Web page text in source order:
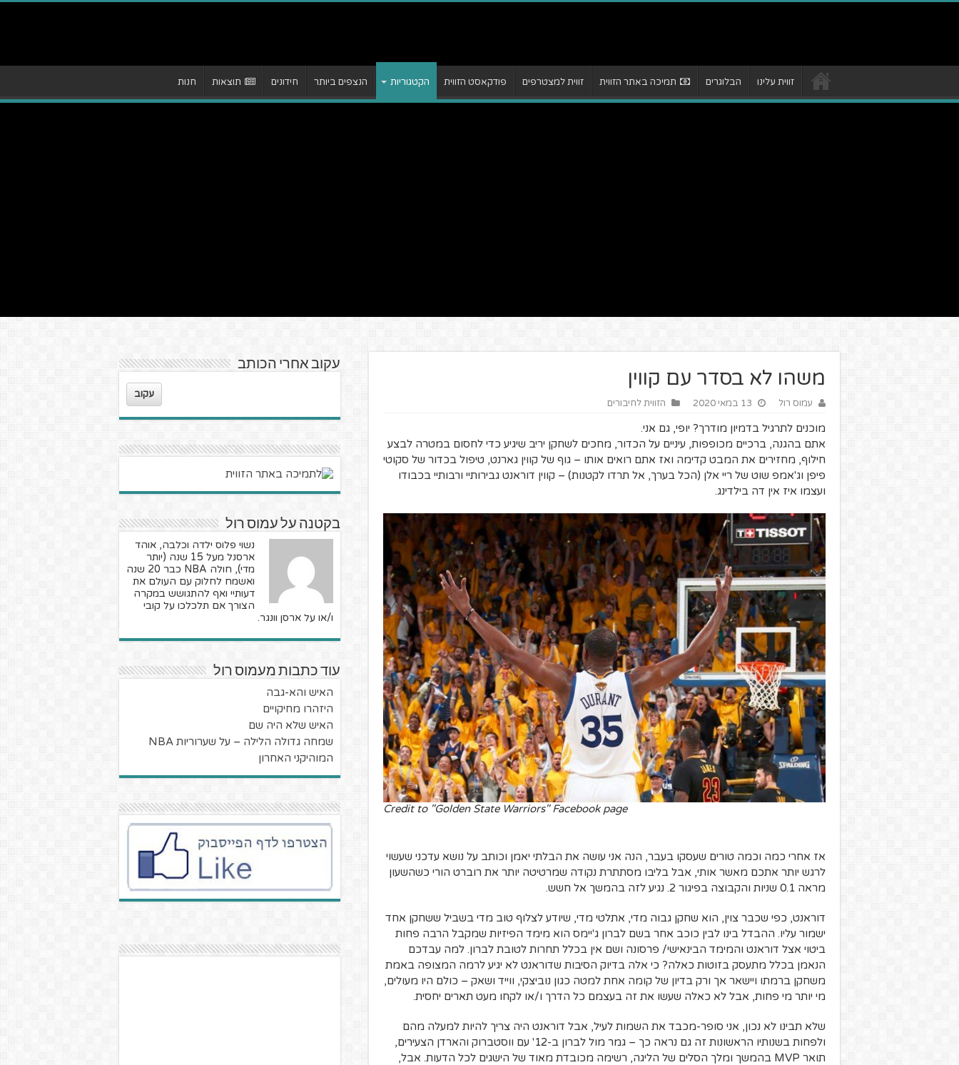
זווית עלינו הבלוגרים תמיכה באתר הזווית זווית למצטרפים פודקאסט הזווית הקטגוריות הנצפים ביותר חידונים תוצאות חנות
משהו לא בסדר עם קווין
עמוס רול 13 במאי 2020 הזווית לחיבורים
מוכנים לתרגיל בדמיון מודרך? יופי, גם אני.
אתם בהגנה, ברכיים מכופפות, עיניים על הכדור, מחכים לשחקן יריב שיגיע כדי לחסום במטרה לבצע
חילוף, מחזירים את המבט קדימה ואז אתם רואים אותו – גוף של קווין גארנט, טיפול בכדור של סקוטי
פיפן וג'אמפ שוט של ריי אלן (הכל בערך, אל תרדו לקטנות) – קווין דוראנט גבירותיי ורבותיי בכבודו
ועצמו איז אין דה בילדינג.
Credit to "Golden State Warriors" Facebook page
אז אחרי כמה וכמה טורים שעסקו בעבר, הנה אני עושה את הבלתי יאמן וכותב על נושא עדכני שעשוי
לרגש יותר אתכם מאשר אותי, אבל בליבו מסתתרת נקודה שמרטיטה יותר את רוברט הורי כשהשעון
מראה 0.1 שניות והקבוצה בפיגור 2. נגיע לזה בהמשך אל חשש.
דוראנט, כפי שכבר צוין, הוא שחקן גבוה מדי, אתלטי מדי, שיודע לצלוף טוב מדי בשביל ששחקן אחד
ישמור עליו. ההבדל בינו לבין כוכב אחר בשם לברון ג'יימס הוא מימד הפיזיות שמקבל הרבה פחות
ביטוי אצל דוראנט והמימד הבינאישי/ פרסונה ושם אין בכלל תחרות לטובת לברון. למה עבדכם
הנאמן בכלל מתעסק בזוטות כאלה? כי אלה בדיוק הסיבות שדוראנט לא יגיע לרמה המצופה באמת
משחקן ברמתו ויישאר אך ורק בדיון של קומה אחת למטה כגון נוביצקי, ווייד ושאק – כולם היו מעולים,
מי יותר מי פחות, אבל לא כאלה שעשו את זה בעצמם כל הדרך ו/או לקחו מעט תארים יחסית.
שלא תבינו לא נכון, אני סופר-מכבד את השמות לעיל, אבל דוראנט היה צריך להיות למעלה מהם
ולפחות בשנותיו הראשונות זה גם נראה כך – גמר מול לברון ב-12' עם ווסטברוק והארדן הצעירים,
תואר MVP בהמשך ומלך הסלים של הליגה, רשימה מכובדת מאוד של הישגים לכל הדעות. אבל,
עקוב אחרי הכותב
עקוב
בקטנה על עמוס רול
נשוי פלוס ילדה וכלבה, אוהד
ארסנל מעל 15 שנה (יותר
מדי), חולה NBA כבר 20 שנה
ואשמח לחלוק עם העולם את
דעותיי ואף להתגושש במקרה
הצורך אם תלכלכו על קובי
ו/או על ארסן וונגר.
עוד כתבות מעמוס רול
האיש והא-גבה
היזהרו מחיקויים
האיש שלא היה שם
שמחה גדולה הלילה – על שערוריות NBA
המוהיקני האחרון